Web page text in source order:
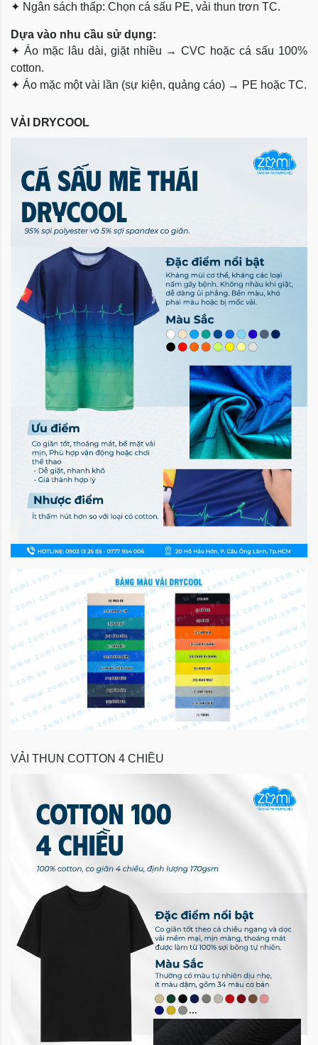
✦ Ngân sách thấp: Chọn cá sấu PE, vải thun trơn TC.
Dựa vào nhu cầu sử dụng:
✦ Áo mặc lâu dài, giặt nhiều → CVC hoặc cá sấu 100%
cotton.
✦ Áo mặc một vài lần (sự kiện, quảng cáo) → PE hoặc TC.
VẢI DRYCOOL
VẢI THUN COTTON 4 CHIỀU